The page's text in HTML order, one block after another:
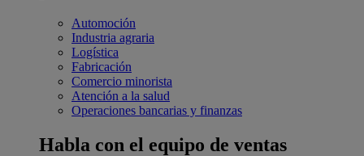
Automoción
Industria agraria
Logística
Fabricación
Comercio minorista
Atención a la salud
Operaciones bancarias y finanzas
Habla con el equipo de ventas